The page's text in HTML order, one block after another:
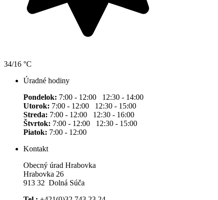
34/16 °C
Úradné hodiny
Pondelok: 7:00 - 12:00 12:30 - 14:00
Utorok: 7:00 - 12:00 12:30 - 15:00
Streda: 7:00 - 12:00 12:30 - 16:00
Štvrtok: 7:00 - 12:00 12:30 - 15:00
Piatok: 7:00 - 12:00
Kontakt
Obecný úrad Hrabovka
Hrabovka 26
913 32 Dolná Súča